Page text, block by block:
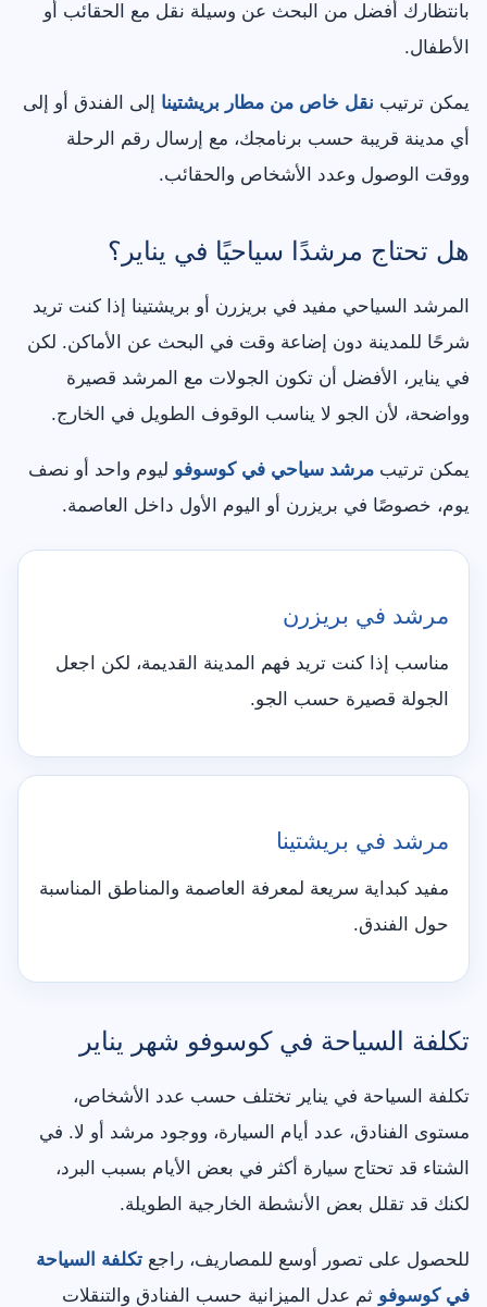
بانتظارك أفضل من البحث عن وسيلة نقل مع الحقائب أو
الأطفال.
يمكن ترتيب نقل خاص من مطار بريشتينا إلى الفندق أو إلى
أي مدينة قريبة حسب برنامجك، مع إرسال رقم الرحلة
ووقت الوصول وعدد الأشخاص والحقائب.
هل تحتاج مرشدًا سياحيًا في يناير؟
المرشد السياحي مفيد في بريزرن أو بريشتينا إذا كنت تريد
شرحًا للمدينة دون إضاعة وقت في البحث عن الأماكن. لكن
في يناير، الأفضل أن تكون الجولات مع المرشد قصيرة
وواضحة، لأن الجو لا يناسب الوقوف الطويل في الخارج.
يمكن ترتيب مرشد سياحي في كوسوفو ليوم واحد أو نصف
يوم، خصوصًا في بريزرن أو اليوم الأول داخل العاصمة.
مرشد في بريزرن
مناسب إذا كنت تريد فهم المدينة القديمة، لكن اجعل
الجولة قصيرة حسب الجو.
مرشد في بريشتينا
مفيد كبداية سريعة لمعرفة العاصمة والمناطق المناسبة
حول الفندق.
تكلفة السياحة في كوسوفو شهر يناير
تكلفة السياحة في يناير تختلف حسب عدد الأشخاص،
مستوى الفنادق، عدد أيام السيارة، ووجود مرشد أو لا. في
الشتاء قد تحتاج سيارة أكثر في بعض الأيام بسبب البرد،
لكنك قد تقلل بعض الأنشطة الخارجية الطويلة.
للحصول على تصور أوسع للمصاريف، راجع تكلفة السياحة
في كوسوفو ثم عدل الميزانية حسب الفنادق والتنقلات